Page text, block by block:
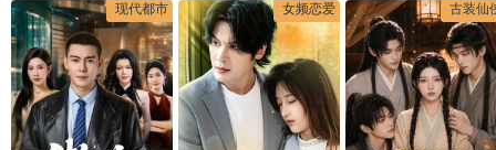
现代都市 女频恋爱 古装仙